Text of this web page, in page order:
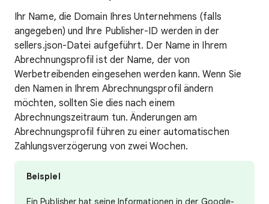
Ihr Name, die Domain Ihres Unternehmens (falls
angegeben) und Ihre Publisher-ID werden in der
sellers.json-Datei aufgeführt. Der Name in Ihrem
Abrechnungsprofil ist der Name, der von
Werbetreibenden eingesehen werden kann. Wenn Sie
den Namen in Ihrem Abrechnungsprofil ändern
möchten, sollten Sie dies nach einem
Abrechnungszeitraum tun. Änderungen am
Abrechnungsprofil führen zu einer automatischen
Zahlungsverzögerung von zwei Wochen.
Beispiel
Ein Publisher hat seine Informationen in der Google-